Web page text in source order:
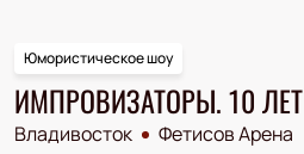
Юмористическое шоу
ИМПРОВИЗАТОРЫ. 10 ЛЕТ
Владивосток Фетисов Арена